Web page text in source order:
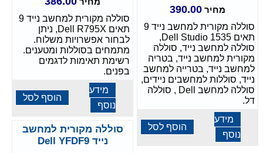
מחיר 390.00
סוללה מקורית למחשב נייד 9
תאים Dell Studio 1535,
סוללה למחשב נייד, סוללה
מקורית למחשב נייד, בטריה
למחשב נייד, בטרייה למחשב
נייד, סוללות למחשבים ניידים,
סוללה למחשב Dell , סוללה
דל.
מידע
נוסף
הוסף לסל
סוללה מקורית למחשב נייד 9
תאים Dell R795X, ניתן
לבחור אפשרויות משלוח.
מתמחים בסוללות ומטענים.
רשימת תאימות לדגמים
בפנים.
מידע
נוסף
הוסף לסל
סוללה מקורית למחשב
נייד Dell YFDF9